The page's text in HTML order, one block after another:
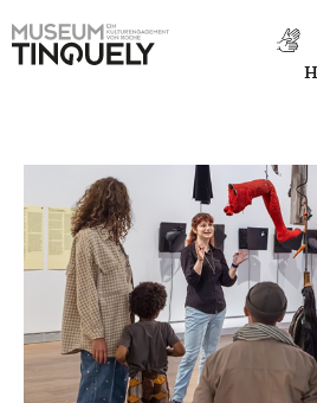
Hauptnavigation
to